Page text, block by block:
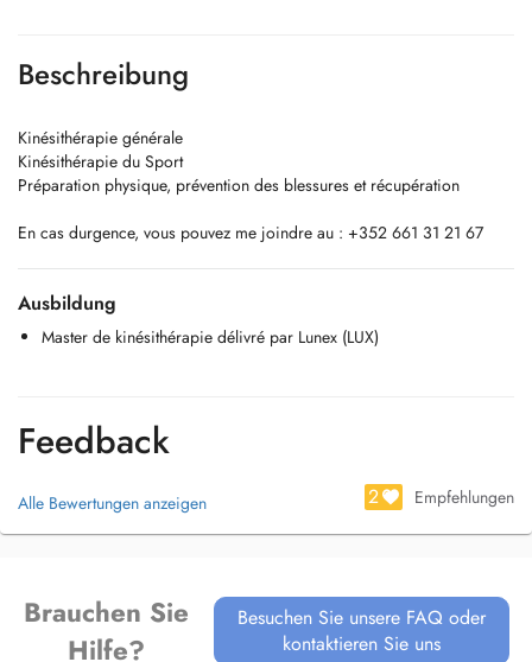
Beschreibung
Kinésithérapie générale
Kinésithérapie du Sport
Préparation physique, prévention des blessures et récupération
En cas durgence, vous pouvez me joindre au : +352 661 31 21 67
Ausbildung
Master de kinésithérapie délivré par Lunex (LUX)
Feedback
Alle Bewertungen anzeigen 2 Empfehlungen
Brauchen Sie
Hilfe?
Besuchen Sie unsere FAQ oder
kontaktieren Sie uns